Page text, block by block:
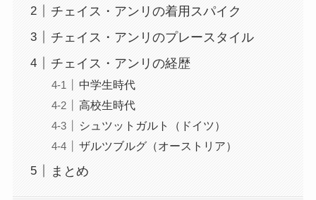
チェイス・アンリの着用スパイク
チェイス・アンリのプレースタイル
チェイス・アンリの経歴
中学生時代
高校生時代
シュツットガルト（ドイツ）
ザルツブルグ（オーストリア）
まとめ